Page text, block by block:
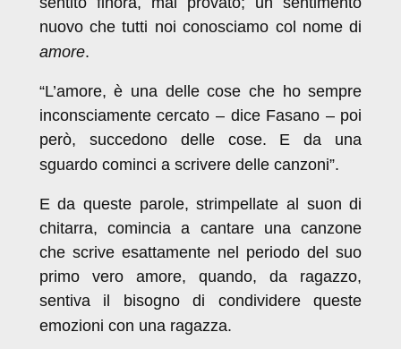
nuovo che tutti noi conosciamo col nome di
amore.
“L’amore, è una delle cose che ho sempre
inconsciamente cercato – dice Fasano – poi
però, succedono delle cose. E da una
sguardo cominci a scrivere delle canzoni”.
E da queste parole, strimpellate al suon di
chitarra, comincia a cantare una canzone
che scrive esattamente nel periodo del suo
primo vero amore, quando, da ragazzo,
sentiva il bisogno di condividere queste
emozioni con una ragazza.